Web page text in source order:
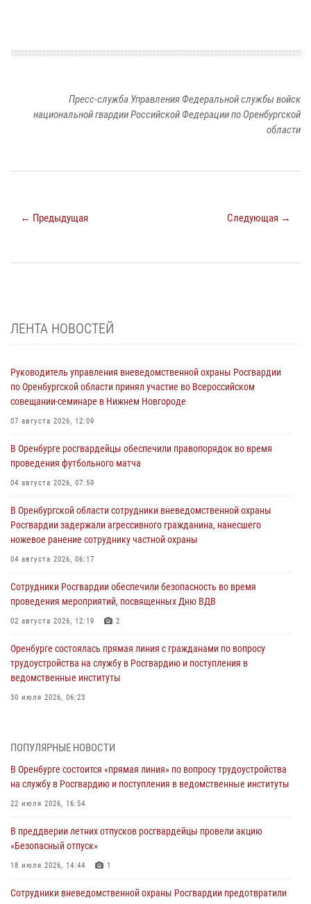
Пресс-служба Управления Федеральной службы войск
национальной гвардии Российской Федерации по Оренбургской
области
← Предыдущая Следующая →
ЛЕНТА НОВОСТЕЙ
Руководитель управления вневедомственной охраны Росгвардии
по Оренбургской области принял участие во Всероссийском
совещании-семинаре в Нижнем Новгороде
07 августа 2026, 12:09
В Оренбурге росгвардейцы обеспечили правопорядок во время
проведения футбольного матча
04 августа 2026, 07:59
В Оренбургской области сотрудники вневедомственной охраны
Росгвардии задержали агрессивного гражданина, нанесшего
ножевое ранение сотруднику частной охраны
04 августа 2026, 06:17
Сотрудники Росгвардии обеспечили безопасность во время
проведения мероприятий, посвященных Дню ВДВ
02 августа 2026, 12:19 2
Оренбурге состоялась прямая линия с гражданами по вопросу
трудоустройства на службу в Росгвардию и поступления в
ведомственные институты
30 июля 2026, 06:23
28 июля 2026, 09:58 1
Росгвардейцы обеспечили правопорядок на праздновании Дня
ВМФ в Оренбурге
27 июля 2026, 09:41
Росгвардейцы предотвратили трагедию: спасен мужчина в тяжелой
жизненной ситуации (ВИДЕО)
26 июля 2026, 10:09 1
Росгвардейцы Оренбургской области проверили готовность детских
ПОПУЛЯРНЫЕ НОВОСТИ
В Оренбурге состоится «прямая линия» по вопросу трудоустройства
на службу в Росгвардию и поступления в ведомственные институты
22 июля 2026, 16:54
В преддверии летних отпусков росгвардейцы провели акцию
«Безопасный отпуск»
18 июля 2026, 14:44 1
Сотрудники вневедомственной охраны Росгвардии предотвратили